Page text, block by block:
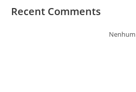
Recent Comments